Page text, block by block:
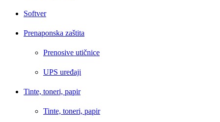
Softver
Prenaponska zaštita
Prenosive utičnice
UPS uređaji
Tinte, toneri, papir
Tinte, toneri, papir